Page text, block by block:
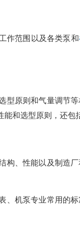
作范围以及各类泵和
型原则和气量调节
和选型原则，还包
构、性能以及制造
、机泵专业常用的